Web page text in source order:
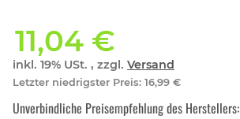
11,04 €
inkl. 19% USt. , zzgl. Versand
Letzter niedrigster Preis: 16,99 €
Unverbindliche Preisempfehlung des Herstellers: